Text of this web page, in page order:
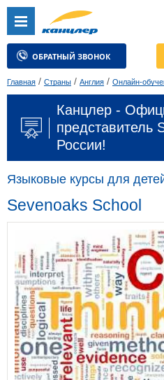
ОБРАТНЫЙ ЗВОНОК
Главная / Страны / Англия / Онлайн-
Канцлер -
представитель
России!
Языковые курсы для
Sevenoaks School